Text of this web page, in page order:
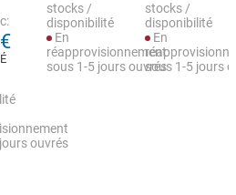
ouvrés
stocks /
disponibilité
En
réapprovisionnement
sous 1-5 jours ouvrés
stocks /
disponibilité
En
sous 1-5 jours